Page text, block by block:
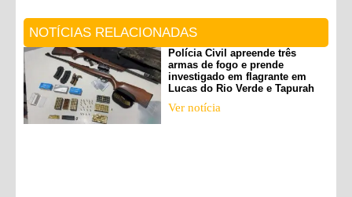
NOTÍCIAS RELACIONADAS
Polícia Civil apreende três
armas de fogo e prende
investigado em flagrante em
Lucas do Rio Verde e Tapurah
Ver notícia